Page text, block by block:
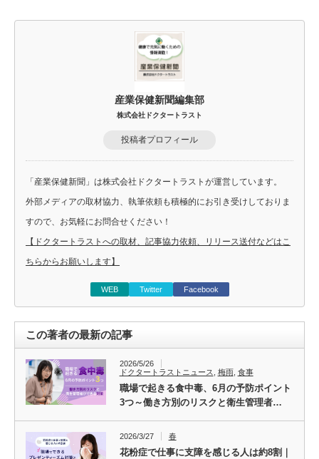
産業保健新聞編集部
株式会社ドクタートラスト
投稿者プロフィール
「産業保健新聞」は株式会社ドクタートラストが運営しています。
外部メディアの取材協力、執筆依頼も積極的にお引き受けしておりま
すので、お気軽にお問合せください！
【ドクタートラストへの取材、記事協力依頼、リリース送付などはこ
ちらからお願いします】
WEB Twitter Facebook
この著者の最新の記事
2026/5/26
ドクタートラストニュース
梅雨, 食事
職場で起きる食中毒、6月の予防ポイント
3つ～働き方別のリスクと衛生管理者…
2026/3/27 春
花粉症で仕事に支障を感じる人は約8割｜